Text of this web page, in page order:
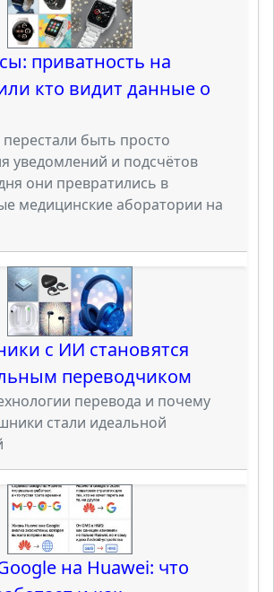
приватность на
кто видит данные о
быть просто
уведомлений и подсчётов
они превратились в
медицинские аборатории на
с ИИ становятся
переводчиком
перевода и почему
стали идеальной
на Huawei: что